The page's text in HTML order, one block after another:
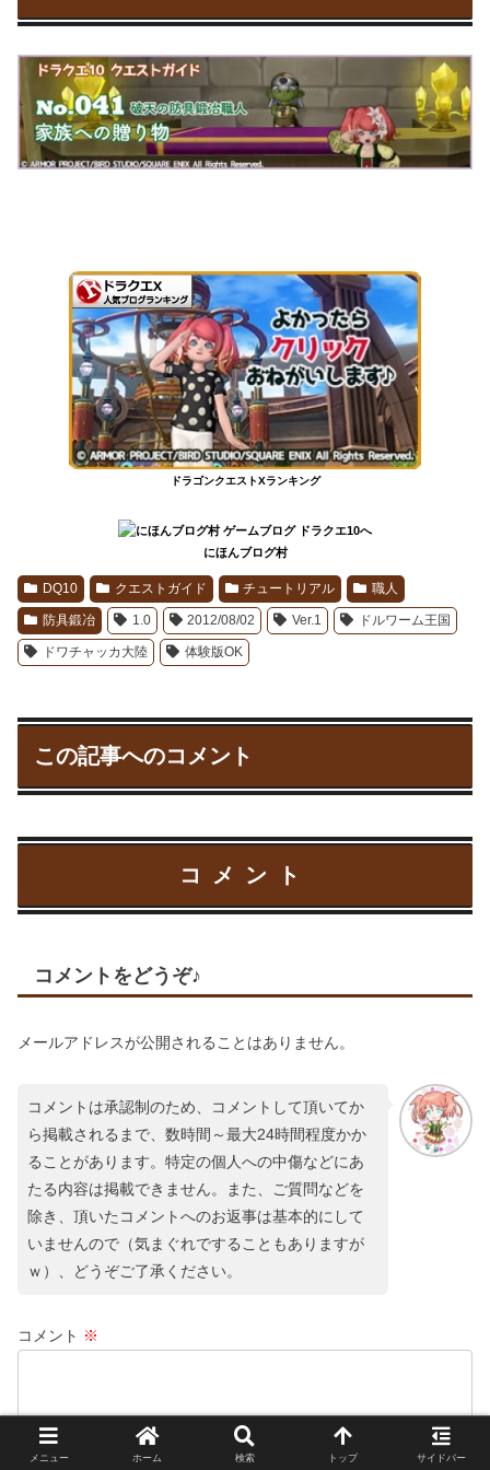
ドラゴンクエストXランキング
にほんブログ村
DQ10 クエストガイド チュートリアル 職人
防具鍛冶 1.0 2012/08/02 Ver.1 ドルワーム王国
ドワチャッカ大陸 体験版OK
この記事へのコメント
コメント
コメントをどうぞ♪
メールアドレスが公開されることはありません。
コメントは承認制のため、コメントして頂いてか
ら掲載されるまで、数時間～最大24時間程度かか
ることがあります。特定の個人への中傷などにあ
たる内容は掲載できません。また、ご質問などを
除き、頂いたコメントへのお返事は基本的にして
いませんので（気まぐれですることもありますが
ｗ）、どうぞご了承ください。
コメント ※
メニュー ホーム 検索 トップ サイドバー